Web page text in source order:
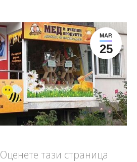
МАР.
25
Оценете тази страница